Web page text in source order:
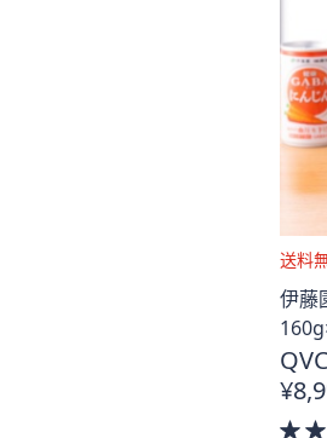
送
料
無
料
伊藤